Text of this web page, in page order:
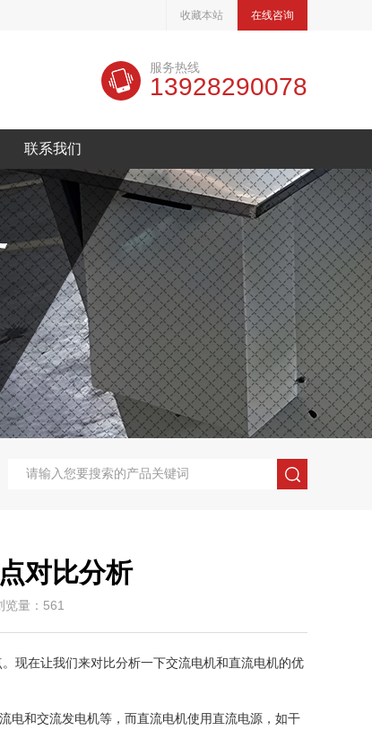
收藏本站 在线咨询
服务热线
13928290078
联系我们
对比分析
览量：561
现在让我们来对比分析一下交流电机和直流电机的优
电和交流发电机等，而直流电机使用直流电源，如干